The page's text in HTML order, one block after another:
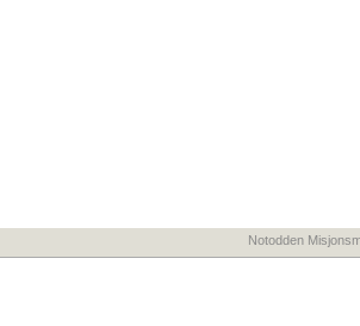
Notodden